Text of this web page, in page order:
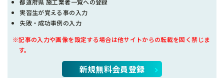
都道府県 施工業者一覧への登録
実習生が覚える事の入力
失敗・成功事例の入力
※記事の入力や画像を設定する場合は他サイトからの転載を固く禁じま
す。
新規無料会員登録